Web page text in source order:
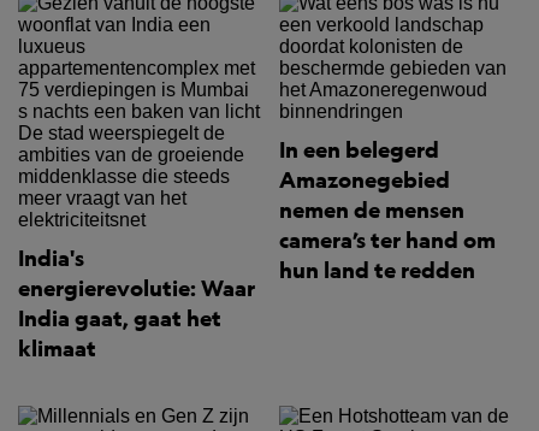
India's
energierevolutie: Waar
India gaat, gaat het
klimaat
In een belegerd
Amazonegebied
nemen de mensen
camera’s ter hand om
hun land te redden